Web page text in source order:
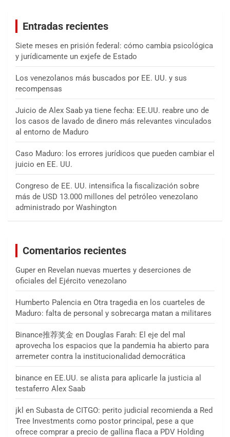
Entradas recientes
Siete meses en prisión federal: cómo cambia psicológica
y jurídicamente un exjefe de Estado
Los venezolanos más buscados por EE. UU. y sus
recompensas
Juicio de Alex Saab ya tiene fecha: EE.UU. reabre uno de
los casos de lavado de dinero más relevantes vinculados
al entorno de Maduro
Caso Maduro: los errores jurídicos que pueden cambiar el
juicio en EE. UU.
Congreso de EE. UU. intensifica la fiscalización sobre
más de USD 13.000 millones del petróleo venezolano
administrado por Washington
Comentarios recientes
Guper en Revelan nuevas muertes y deserciones de
oficiales del Ejército venezolano
Humberto Palencia en Otra tragedia en los cuarteles de
Maduro: falta de personal y sobrecarga matan a militares
Binance推荐奖金 en Douglas Farah: El eje del mal
aprovecha los espacios que la pandemia ha abierto para
arremeter contra la institucionalidad democrática
binance en EE.UU. se alista para aplicarle la justicia al
testaferro Alex Saab
jkl en Subasta de CITGO: perito judicial recomienda a Red
Tree Investments como postor principal, pese a que
ofrece comprar a precio de gallina flaca a PDV Holding